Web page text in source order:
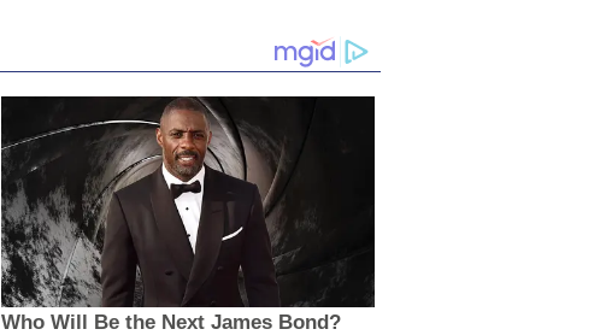
Who Will Be the Next James Bond?